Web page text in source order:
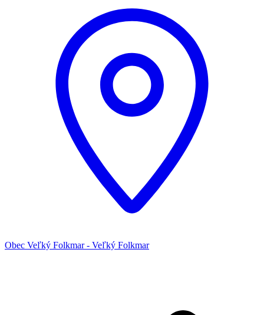
Obec Veľký Folkmar - Veľký Folkmar